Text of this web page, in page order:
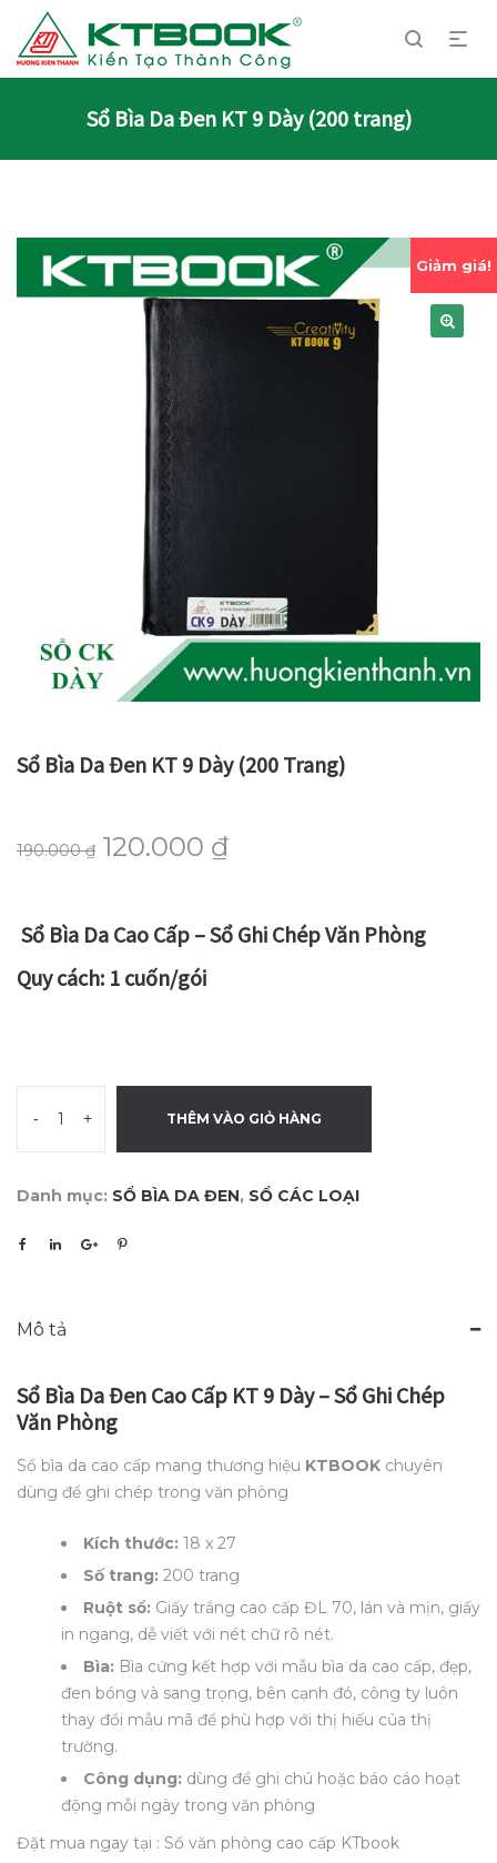
Sổ Bìa Da Đen KT 9 Dày (200 trang)
Giảm giá!
Sổ Bìa Da Đen KT 9 Dày (200 Trang)
190.000₫ 120.000 ₫
Sổ Bìa Da Cao Cấp – Sổ Ghi Chép Văn Phòng
Quy cách: 1 cuốn/gói
- + THÊM VÀO GIỎ HÀNG
Danh mục: SỔ BÌA DA ĐEN, SỔ CÁC LOẠI
Mô tả
Sổ Bìa Da Đen Cao Cấp KT 9 Dày – Sổ Ghi Chép
Văn Phòng
Sổ bìa da cao cấp mang thương hiệu KTBOOK chuyên
dùng để ghi chép trong văn phòng
Kích thước: 18 x 27
Số trang: 200 trang
Ruột sổ: Giấy trắng cao cấp ĐL 70, lán và mịn, giấy
in ngang, dễ viết với nét chữ rõ nét.
Bìa: Bìa cứng kết hợp với mẫu bìa da cao cấp, đẹp,
đen bóng và sang trọng, bên cạnh đó, công ty luôn
thay đổi mẫu mã để phù hợp với thị hiếu của thị
trường.
Công dụng: dùng để ghi chú hoặc báo cáo hoạt
động mỗi ngày trong văn phòng
Đặt mua ngay tại : Sổ văn phòng cao cấp KTbook